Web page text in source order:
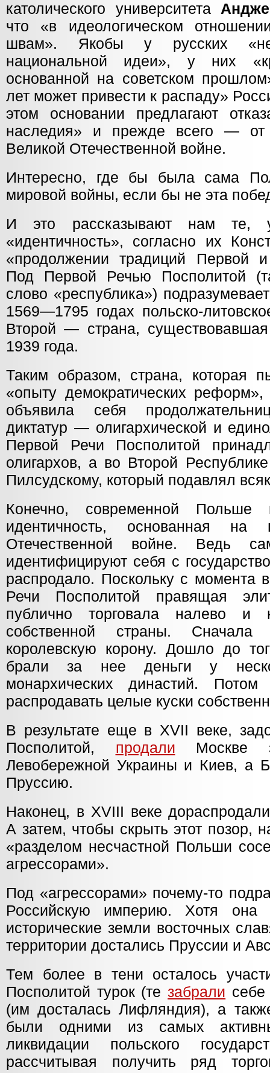
католического университета
что «в идеологическом
швам». Якобы у русских «нет
национальной идеи», у них
основанной на советском
лет может привести к распаду»
этом основании предлагают
наследия» и прежде всего —
Великой Отечественной войне.
Интересно, где бы была сама
мировой войны, если бы не эта
И это рассказывают нам те, у
«идентичность», согласно их
«продолжении традиций Первой
Под Первой Речью Посполитой
слово «республика»)
1569—1795 годах польско-
Второй — страна,
1939 года.
Таким образом, страна, которая
«опыту демократических
объявила себя
диктатур — олигархической и
Первой Речи Посполитой
олигархов, а во Второй
Пилсудскому, который подавлял
Конечно, современной Польше
идентичность, основанная
Отечественной войне. Ведь
идентифицируют себя с
распродало. Поскольку с момента
Речи Посполитой правящая
публично торговала налево и
собственной страны.
королевскую корону. Дошло до
брали за нее деньги у
монархических династий.
распродавать целые куски
В результате еще в XVII веке,
Посполитой, продали Москве
Левобережной Украины и Киев, а
Пруссию.
Наконец, в XVIII веке
А затем, чтобы скрыть этот позор,
«разделом несчастной Польши
агрессорами».
Под «агрессорами» почему-то
Российскую империю. Хотя она
исторические земли восточных
территории достались Пруссии и
Тем более в тени осталось
Посполитой турок (тезабрали
(им досталась Лифляндия), а
были одними из самых
ликвидации польского
рассчитывая получить ряд